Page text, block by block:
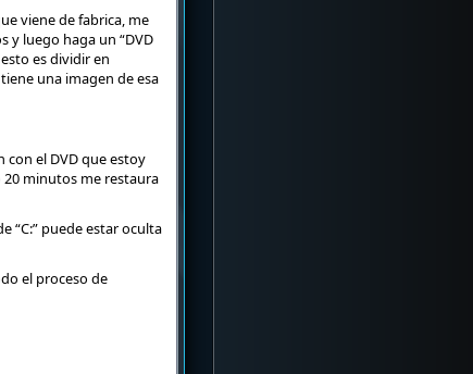
viene de fabrica, me
y luego haga un “DVD
es dividir en
una imagen de esa
con el DVD que estoy
20 minutos me restaura
“C:” puede estar oculta
el proceso de